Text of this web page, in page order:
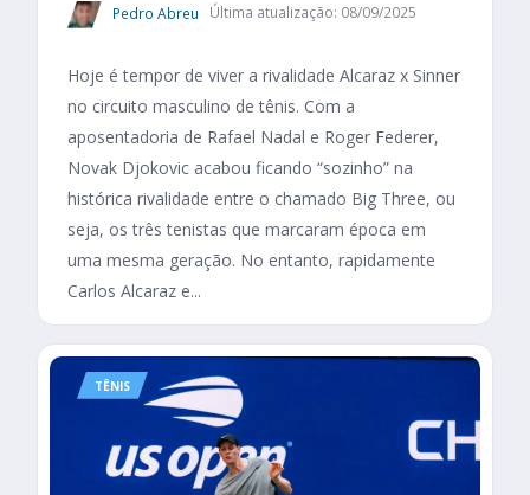
Pedro Abreu Última atualização: 08/09/2025
Hoje é tempor de viver a rivalidade Alcaraz x Sinner
no circuito masculino de tênis. Com a
aposentadoria de Rafael Nadal e Roger Federer,
Novak Djokovic acabou ficando “sozinho” na
histórica rivalidade entre o chamado Big Three, ou
seja, os três tenistas que marcaram época em
uma mesma geração. No entanto, rapidamente
Carlos Alcaraz e...
TÊNIS